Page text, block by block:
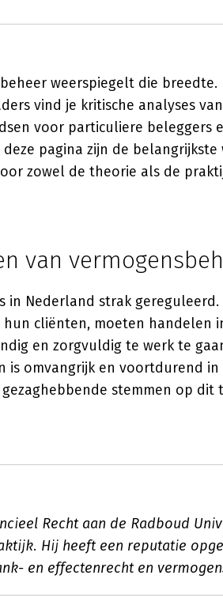
weerspiegelt die breedte.
vind je kritische analyses
voor particuliere beleggers
pagina zijn de belangrijkste
zowel de theorie als de
van
in Nederland strak gereguleerd.
cliënten, moeten handelen
en zorgvuldig te werk te
is omvangrijk en voortdurend
stemmen op dit
Recht aan de Radboud
Hij heeft een reputatie
en effectenrecht en